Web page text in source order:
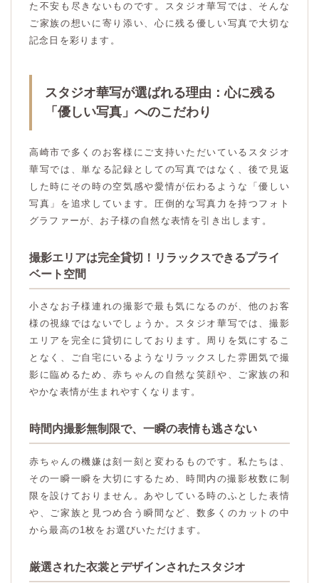
た不安も尽きないものです。スタジオ華写では、そんな
ご家族の想いに寄り添い、心に残る優しい写真で大切な
記念日を彩ります。
スタジオ華写が選ばれる理由：心に残る
「優しい写真」へのこだわり
高崎市で多くのお客様にご支持いただいているスタジオ
華写では、単なる記録としての写真ではなく、後で見返
した時にその時の空気感や愛情が伝わるような「優しい
写真」を追求しています。圧倒的な写真力を持つフォト
グラファーが、お子様の自然な表情を引き出します。
撮影エリアは完全貸切！リラックスできるプライ
ベート空間
小さなお子様連れの撮影で最も気になるのが、他のお客
様の視線ではないでしょうか。スタジオ華写では、撮影
エリアを完全に貸切にしております。周りを気にするこ
となく、ご自宅にいるようなリラックスした雰囲気で撮
影に臨めるため、赤ちゃんの自然な笑顔や、ご家族の和
やかな表情が生まれやすくなります。
時間内撮影無制限で、一瞬の表情も逃さない
赤ちゃんの機嫌は刻一刻と変わるものです。私たちは、
その一瞬一瞬を大切にするため、時間内の撮影枚数に制
限を設けておりません。あやしている時のふとした表情
や、ご家族と見つめ合う瞬間など、数多くのカットの中
から最高の1枚をお選びいただけます。
厳選された衣裳とデザインされたスタジオ